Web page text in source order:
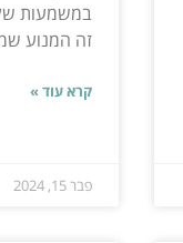
זה המנוע
קרא עוד »
פבר 15, 2024